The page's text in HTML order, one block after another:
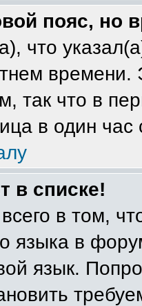
пояс, но
что
времени.
так что в
в один
в списке!
в том,
языка в
язык.